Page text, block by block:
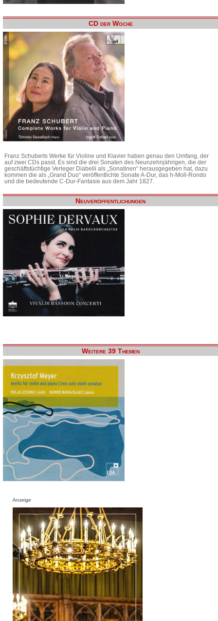
CD der Woche
Franz Schuberts Werke für Violine und Klavier haben genau den Umfang, der
auf zwei CDs passt. Es sind die drei Sonaten des Neunzehnjährigen, die der
geschäftstüchtige Verleger Diabelli als „Sonatinen“ herausgegeben hat, dazu
kommen die als „Grand Duo“ veröffentlichte Sonate A-Dur, das h-Moll-Rondo
und die bedeutende C-Dur-Fantasie aus dem Jahr 1827.
Neuveröffentlichungen
Weitere 39 Themen
Anzeige